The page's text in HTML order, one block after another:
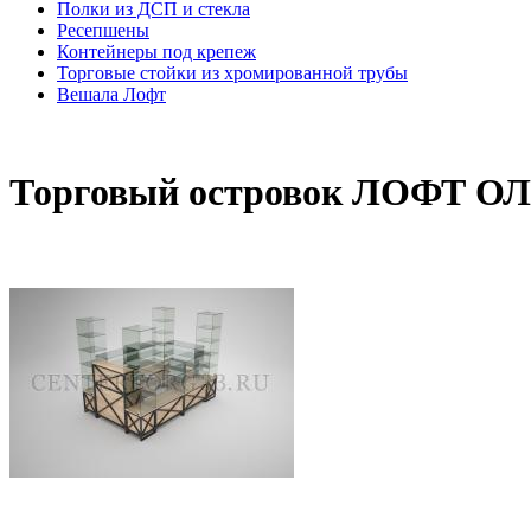
Полки из ДСП и стекла
Ресепшены
Контейнеры под крепеж
Торговые стойки из хромированной трубы
Вешала Лофт
Торговый островок ЛОФТ